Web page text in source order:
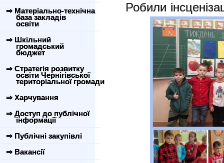
⇒ Матеріально-технічна
база закладів
освіти
⇒ Шкільний
громадський
бюджет
⇒ Стратегія розвитку
освіти Чернігівської
територіальної громади
⇒ Харчування
⇒ Доступ до публічної
інформації
⇒ Публічні закупівлі
⇒ Вакансії
Робили